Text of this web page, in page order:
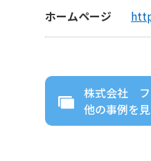
ホームページ
株式会社 フ
他の事例を